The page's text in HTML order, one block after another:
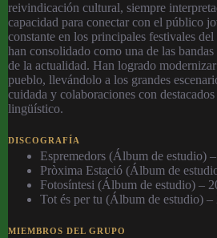
reivindicación cultural, siempre
capacidad para conectar con el público
constante en los principales festivales
han consolidado como una de las
de la actualidad. Han logrado
pueblo, llevándolo a los grandes
cuidada y colaboraciones con
lingüístico.
DISCOGRAFÍA
Espremedors (Álbum de estudio)
Pròxima Estació (Álbum de
Fotosíntesi (Álbum de estudio) –
Tot és per tu (Álbum de estudio) –
MIEMBROS DEL GRUPO